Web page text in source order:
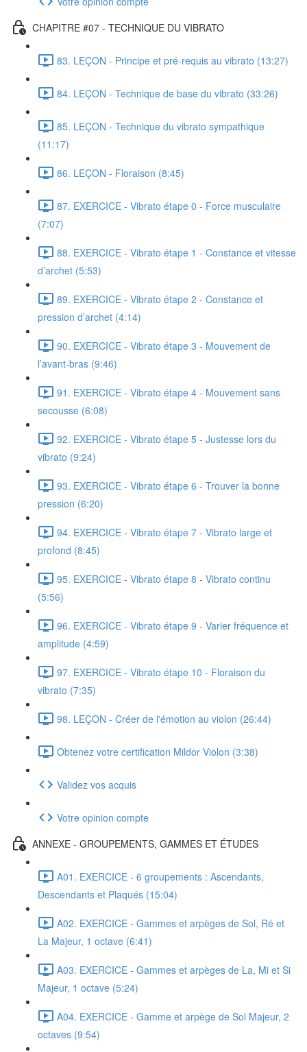
CHAPITRE #07 - TECHNIQUE DU VIBRATO
83. LEÇON - Principe et pré-requis au vibrato (13:27)
84. LEÇON - Technique de base du vibrato (33:26)
85. LEÇON - Technique du vibrato sympathique
(11:17)
86. LEÇON - Floraison (8:45)
87. EXERCICE - Vibrato étape 0 - Force musculaire
(7:07)
88. EXERCICE - Vibrato étape 1 - Constance et vitesse
d’archet (5:53)
89. EXERCICE - Vibrato étape 2 - Constance et
pression d’archet (4:14)
90. EXERCICE - Vibrato étape 3 - Mouvement de
l’avant-bras (9:46)
91. EXERCICE - Vibrato étape 4 - Mouvement sans
secousse (6:08)
92. EXERCICE - Vibrato étape 5 - Justesse lors du
vibrato (9:24)
93. EXERCICE - Vibrato étape 6 - Trouver la bonne
pression (6:20)
94. EXERCICE - Vibrato étape 7 - Vibrato large et
profond (8:45)
95. EXERCICE - Vibrato étape 8 - Vibrato continu
(5:56)
96. EXERCICE - Vibrato étape 9 - Varier fréquence et
amplitude (4:59)
97. EXERCICE - Vibrato étape 10 - Floraison du
vibrato (7:35)
98. LEÇON - Créer de l'émotion au violon (26:44)
Obtenez votre certification Mildor Violon (3:38)
Validez vos acquis
Votre opinion compte
ANNEXE - GROUPEMENTS, GAMMES ET ÉTUDES
A01. EXERCICE - 6 groupements : Ascendants,
Descendants et Plaqués (15:04)
A02. EXERCICE - Gammes et arpèges de Sol, Ré et
La Majeur, 1 octave (6:41)
A03. EXERCICE - Gammes et arpèges de La, Mi et Si
Majeur, 1 octave (5:24)
A04. EXERCICE - Gamme et arpège de Sol Majeur, 2
octaves (9:54)